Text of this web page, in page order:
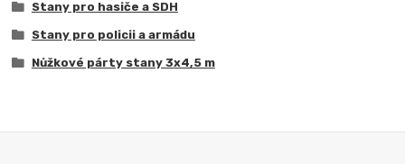
Stany pro hasiče a SDH
Stany pro policii a armádu
Nůžkové párty stany 3x4,5 m